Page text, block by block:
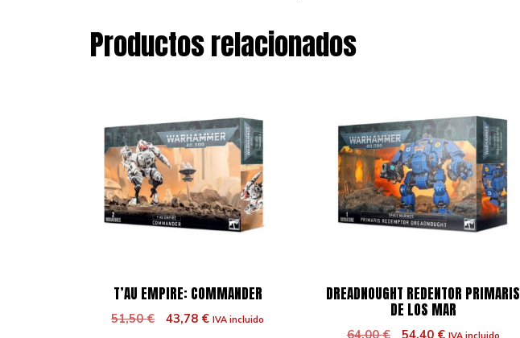
Productos relacionados
T’AU EMPIRE: COMMANDER
51,50€
El
43,78 €ElIVA incluido
DREADNOUGHT REDENTOR PRIMARIS
DE LOS MAR
64,00€ El
54,40 €ElIVA incluido